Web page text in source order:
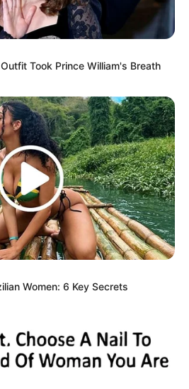
Took Prince William's Breath
Women: 6 Key Secrets